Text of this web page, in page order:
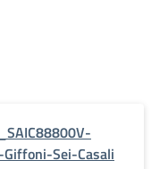
Sei-Casali